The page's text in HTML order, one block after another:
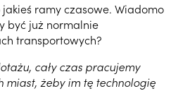
ramy czasowe. Wiadomo
być już normalnie
transportowych?
cały czas pracujemy
miast, żeby im tę technologię